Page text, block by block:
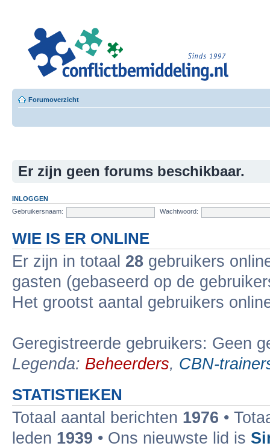
Forumoverzicht
Er zijn geen forums beschikbaar.
INLOGGEN
Gebruikersnaam:
Wachtwoord:
WIE IS ER ONLINE
Er zijn in totaal 28 gebruikers
gasten (gebaseerd op de
Het grootst aantal gebruikers
Geregistreerde gebruikers: Geen
Legenda: Beheerders, CBN-
STATISTIEKEN
Totaal aantal berichten 1976 •
leden 1939 • Ons nieuwste lid is